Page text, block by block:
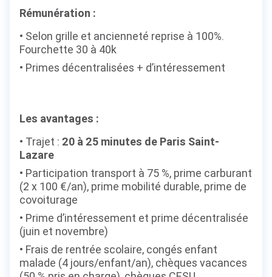
Rémunération :
Selon grille et ancienneté reprise à 100%.
Fourchette 30 à 40k
Primes décentralisées + d’intéressement
Les avantages :
Trajet : 20 à 25 minutes de Paris Saint-
Lazare
Participation transport à 75 %, prime carburant
(2 x 100 €/an), prime mobilité durable, prime de
covoiturage
Prime d’intéressement et prime décentralisée
(juin et novembre)
Frais de rentrée scolaire, congés enfant
malade (4 jours/enfant/an), chèques vacances